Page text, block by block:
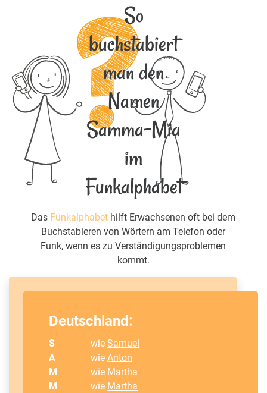
So
buchstabiert
man den
Namen
Samma-Mia
im
Funkalphabet
Das Funkalphabet hilft Erwachsenen oft bei dem
Buchstabieren von Wörtern am Telefon oder
Funk, wenn es zu Verständigungsproblemen
kommt.
Deutschland:
S wieSamuel
A
wieAnton
M
wie Martha
M
wie Martha